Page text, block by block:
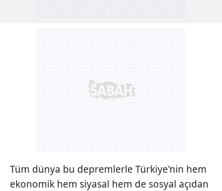
Tüm dünya bu depremlerle Türkiye'nin hem
ekonomik hem siyasal hem de sosyal açıdan